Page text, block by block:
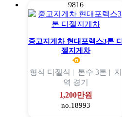
9816
중고지게차 현대포렉스3톤 디
젤지게차
형식 디젤식 | 톤수 3톤 | 지
역 경기
1,200만원
no.18993